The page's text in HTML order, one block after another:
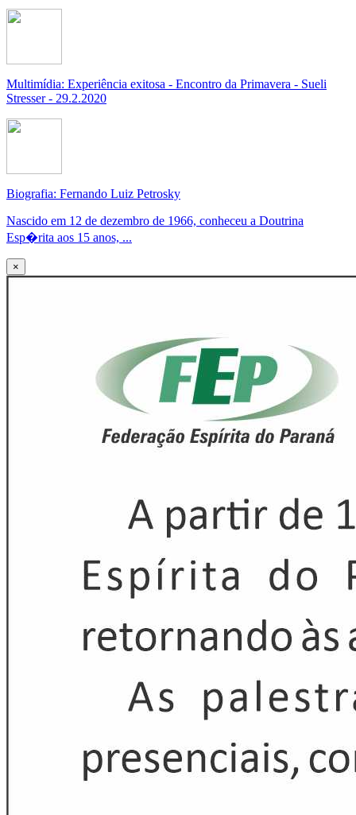
Multimídia: Experiência exitosa - Encontro da Primavera - Sueli
Stresser - 29.2.2020
Biografia: Fernando Luiz Petrosky
Nascido em 12 de dezembro de 1966, conheceu a Doutrina
Esp�rita aos 15 anos, ...
×